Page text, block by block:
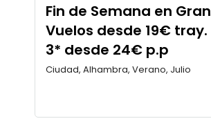
Fin de Semana en
Vuelos desde 19€ tray.
3* desde 24€ p.p
Ciudad, Alhambra, Verano, Julio